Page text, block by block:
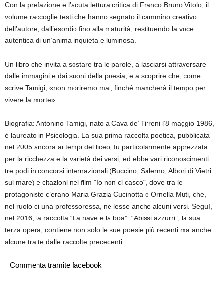
Con la prefazione e l’acuta lettura critica di Franco Bruno Vitolo, il
volume raccoglie testi che hanno segnato il cammino creativo
dell’autore, dall’esordio fino alla maturità, restituendo la voce
autentica di un’anima inquieta e luminosa.
Un libro che invita a sostare tra le parole, a lasciarsi attraversare
dalle immagini e dai suoni della poesia, e a scoprire che, come
scrive Tamigi, «non moriremo mai, finché mancherà il tempo per
vivere la morte».
Biografia: Antonino Tamigi, nato a Cava de’ Tirreni l’8 maggio 1986,
è laureato in Psicologia. La sua prima raccolta poetica, pubblicata
nel 2005 ancora ai tempi del liceo, fu particolarmente apprezzata
per la ricchezza e la varietà dei versi, ed ebbe vari riconoscimenti:
tre podi in concorsi internazionali (Buccino, Salerno, Albori di Vietri
sul mare) e citazioni nel film “Io non ci casco”, dove tra le
protagoniste c’erano Maria Grazia Cucinotta e Ornella Muti, che,
nel ruolo di una professoressa, ne lesse anche alcuni versi. Seguì,
nel 2016, la raccolta “La nave e la boa”. “Abissi azzurri”, la sua
terza opera, contiene non solo le sue poesie più recenti ma anche
alcune tratte dalle raccolte precedenti.
Commenta tramite facebook